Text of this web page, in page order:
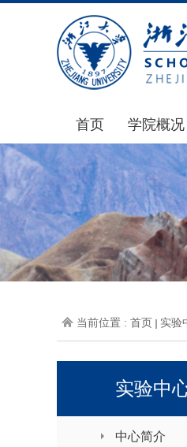
首页 学院概况
学院简介
发展简史
组织机构
师资力量
虚拟学院
当前位置 : 首页 实验
实验中
中心简介